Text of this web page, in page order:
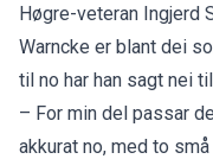
Høgre-veteran Ingjerd
Warncke er blant dei
til no har han sagt nei
– For min del passar
akkurat no, med to